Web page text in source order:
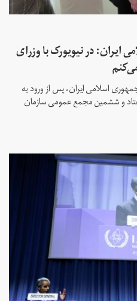
ایران: در نیویورک با وزرای
اسلامی ایران، پس از ورود به
و ششمین مجمع عمومی سازمان